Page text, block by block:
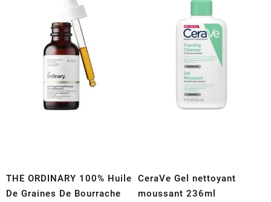
THE ORDINARY 100% Huile
De Graines De Bourrache
CeraVe Gel nettoyant
moussant 236ml